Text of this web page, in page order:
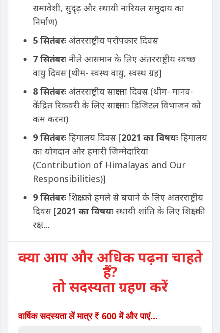
समावेशी, सुदृढ़ और स्थायी नारियल समुदाय का
निर्माण)
5 सितंबरः अंतरराष्ट्रीय परोपकार दिवस
7 सितंबरः नीले आसमान के लिए अंतरराष्ट्रीय स्वच्छ
वायु दिवस [थीम- स्वस्थ वायु, स्वस्थ ग्रह]
8 सितंबरः अंतरराष्ट्रीय साक्षरता दिवस (थीम- मानव-
केंद्रित रिकवरी के लिए साक्षरताः डिजिटल विभाजन को
कम करना)
9 सितंबरः हिमालय दिवस [2021 का विषयः हिमालय
का योगदान और हमारी जिम्मेदारियां
(Contribution of Himalayas and Our
Responsibilities)]
9 सितंबरः शिक्षा को हमले से बचाने के लिए अंतरराष्ट्रीय
दिवस [2021 का विषयः स्थायी शांति के लिए शिक्षा की
रक्षा ....
क्या आप और अधिक पढ़ना चाहते
हैं?
तो सदस्यता ग्रहण करें
वार्षिक सदस्यता लें मात्र 600 में और पाएं...